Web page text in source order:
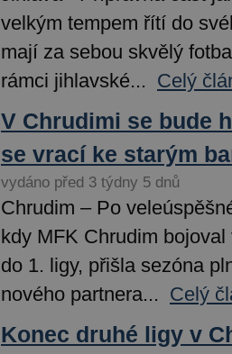
velkým tempem řítí do
mají za sebou skvělý
rámci jihlavské... Celý
V Chrudimi se bude
se vrací ke starým
vydáno před 3 týdny 5 dnů
Chrudim – Po
kdy MFK Chrudim
do 1. ligy, přišla sezóna
nového partnera... Celý
Konec druhé ligy v